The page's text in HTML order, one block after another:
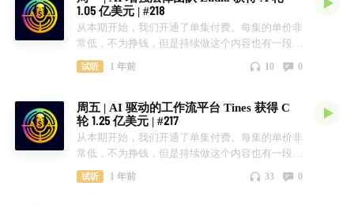
1.05 亿美元 | #218
从本期开始，我们开通了单集付费。每集的单价非
常低，不为挣钱，但是持续做这个内容也有一段时
间了，但是迟迟无法获得大家的反馈，所以想通过
付费的方式来验证这个节目是否真的给你带来了价
带来 7 家 SaaS 公司的融资动态，还有多家投资机
构简介，欢迎收听！ * Alexi 获得 450 万加元。 *
Renew Risk 获得 590 万欧元。 * Voyantis 获得
4100 万美元。 * Finmo 获得 A 轮 1850 万美元。 *
Bluebook 获得早期种子轮 300 万美元。 * Eudia
获得 A 轮 1.05 亿美元。 * Tofu 获得 A 轮 1200 万
试听 1 年前 10 0
周五 | AI 驱动的工作流平台 Tines 获得 C
轮 1.25 亿美元 | #217
从本期开始，我们开通了单集付费。每集的单价非
常低，不为挣钱，但是持续做这个内容也有一段时
间了，但是迟迟无法获得大家的反馈，所以想通过
付费的方式来验证这个节目是否真的给你带来了价
试听 1 年前 33 0